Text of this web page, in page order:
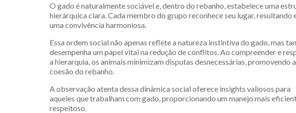
O gado é naturalmente sociável e, dentro do rebanho, estabelece uma
hierárquica clara. Cada membro do grupo reconhece seu lugar, resultando
uma convivência harmoniosa.
Essa ordem social não apenas reflete a natureza instintiva do gado, mas
desempenha um papel vital na redução de conflitos. Ao compreender e
a hierarquia, os animais minimizam disputas desnecessárias, promovendo a
coesão do rebanho.
A observação atenta dessa dinâmica social oferece insights valiosos para
aqueles que trabalham com gado, proporcionando um manejo mais
respeitoso.